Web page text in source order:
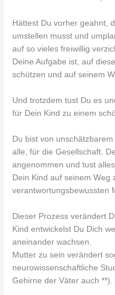
Hättest Du vorher geahnt,
umstellen musst und
auf so vieles freiwillig
Deine Aufgabe ist, auf
schützen und auf seinem
Und trotzdem tust Du es
für Dein Kind zu einem
Du bist von
alle, für die Gesellschaft.
angenommen und tust
Dein Kind auf seinem Weg
verantwortungsbewussten
Dieser Prozess verändert
Kind entwickelst Du Dich
aneinander wachsen.
Mutter zu sein verändert
neurowissenschaftliche
Gehirne der Väter auch **).